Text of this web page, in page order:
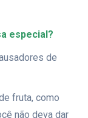
especial?
de
fruta, como
não deva dar